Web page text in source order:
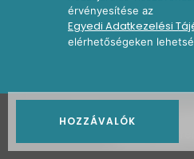
HOZZÁVALÓK
érvényesítése az
Egyedi Adatkezelési
elérhetőségeken
2026Nosalty ·